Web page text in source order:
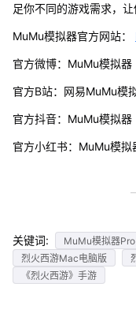
足你不同的游戏需求，让
MuMu模拟器官方网站：
官方微博：MuMu模拟器
官方B站：网易MuMu模
官方抖音：MuMu模拟器
官方小红书：MuMu模拟
关键词: MuMu模拟器Pro
烈火西游Mac电脑版
《烈火西游》手游